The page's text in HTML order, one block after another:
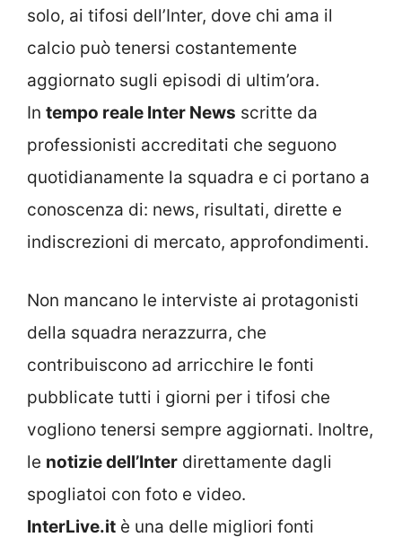
solo, ai tifosi dell’Inter, dove chi ama il
calcio può tenersi costantemente
aggiornato sugli episodi di ultim’ora.
In tempo reale Inter News scritte da
professionisti accreditati che seguono
quotidianamente la squadra e ci portano a
conoscenza di: news, risultati, dirette e
indiscrezioni di mercato, approfondimenti.
Non mancano le interviste ai protagonisti
della squadra nerazzurra, che
contribuiscono ad arricchire le fonti
pubblicate tutti i giorni per i tifosi che
vogliono tenersi sempre aggiornati. Inoltre,
le notizie dell’Inter direttamente dagli
spogliatoi con foto e video.
InterLive.it è una delle migliori fonti